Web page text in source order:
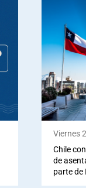
Viernes
Chile
de
parte de